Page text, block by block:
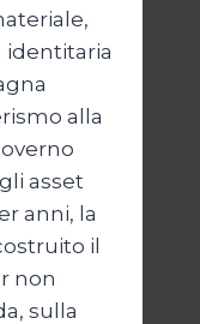
identitaria
alla
asset
anni, la
il
non
sulla